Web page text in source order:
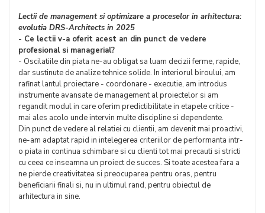
Lectii de management si optimizare a proceselor in arhitectura:
evolutia DRS-Architects in 2025
- Ce lectii v-a oferit acest an din punct de vedere
profesional si managerial?
- Oscilatiile din piata ne-au obligat sa luam decizii ferme, rapide,
dar sustinute de analize tehnice solide. In interiorul biroului, am
rafinat lantul proiectare - coordonare - executie, am introdus
instrumente avansate de management al proiectelor si am
regandit modul in care oferim predictibilitate in etapele critice -
mai ales acolo unde intervin multe discipline si dependente.
Din punct de vedere al relatiei cu clientii, am devenit mai proactivi,
ne-am adaptat rapid in intelegerea criteriilor de performanta intr-
o piata in continua schimbare si cu clienti tot mai precauti si stricti
cu ceea ce inseamna un proiect de succes. Si toate acestea fara a
ne pierde creativitatea si preocuparea pentru oras, pentru
beneficiarii finali si, nu in ultimul rand, pentru obiectul de
arhitectura in sine.